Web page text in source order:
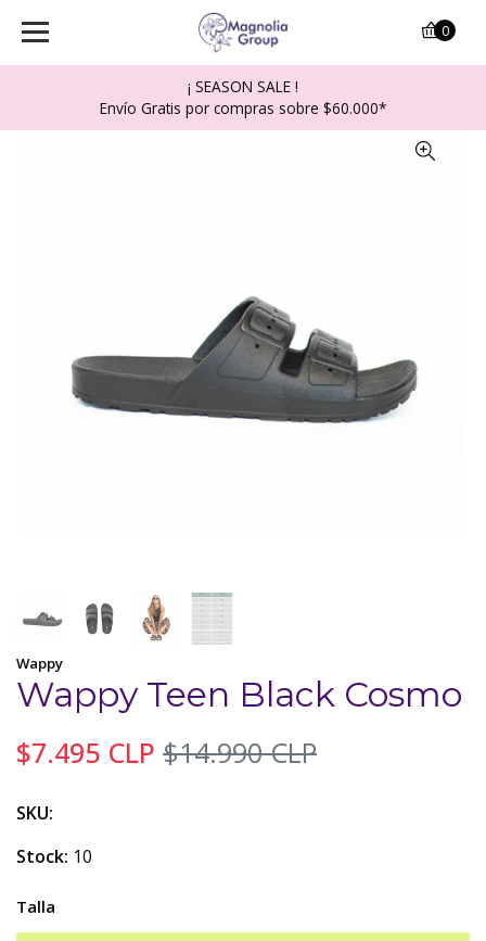
¡ SEASON SALE !
Envío Gratis por compras sobre $60.000*
0
Wappy
Wappy Teen Black Cosmo
$7.495 CLP $14.990 CLP
SKU:
Stock: 10
Talla